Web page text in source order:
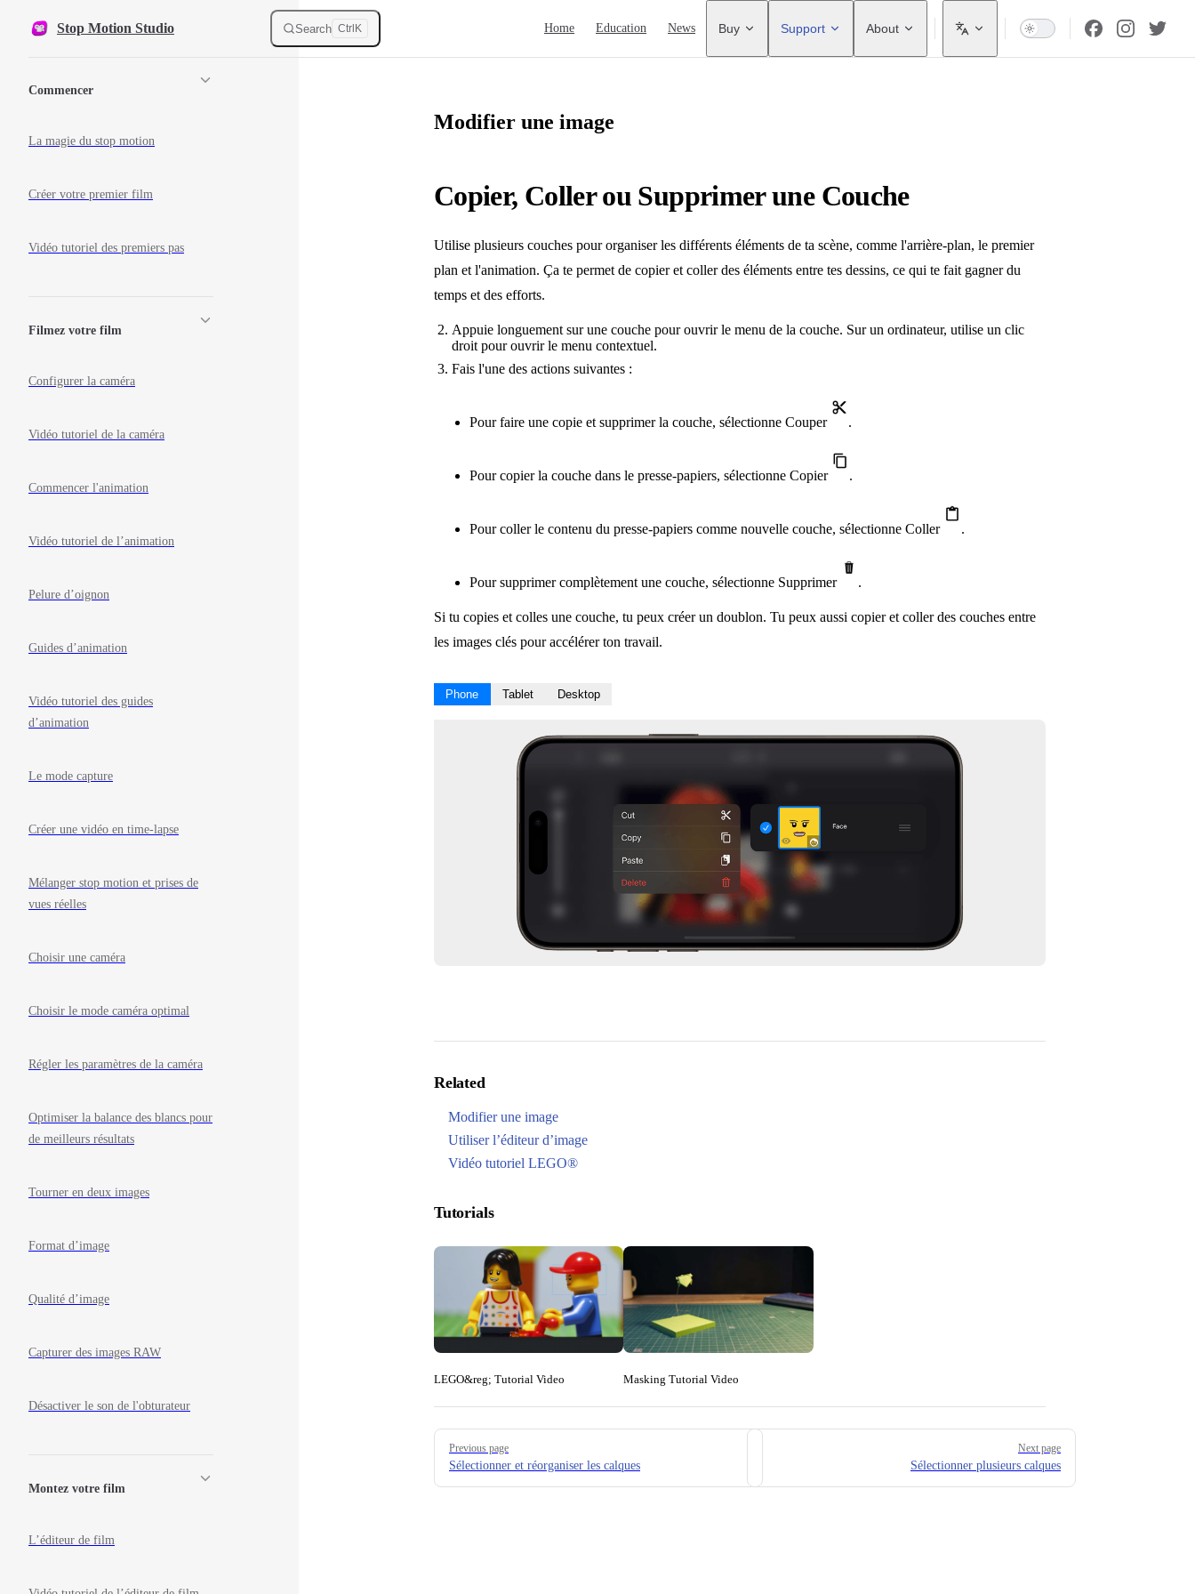
Skip to content
Stop Motion Studio Search Ctrl K Home Education News Buy Support About
Commencer
La magie du stop motion
Créer votre premier film
Vidéo tutoriel des premiers pas
Filmez votre film
Configurer la caméra
Vidéo tutoriel de la caméra
Commencer l'animation
Vidéo tutoriel de l’animation
Pelure d’oignon
Guides d’animation
Vidéo tutoriel des guides
d’animation
Le mode capture
Créer une vidéo en time-lapse
Mélanger stop motion et prises de
vues réelles
Choisir une caméra
Choisir le mode caméra optimal
Régler les paramètres de la caméra
Optimiser la balance des blancs pour
de meilleurs résultats
Tourner en deux images
Format d’image
Qualité d’image
Capturer des images RAW
Désactiver le son de l'obturateur
Montez votre film
L’éditeur de film
Modifier une image
Copier, Coller ou Supprimer une Couche
Utilise plusieurs couches pour organiser les différents éléments de ta scène, comme l'arrière-plan, le premier
plan et l'animation. Ça te permet de copier et coller des éléments entre tes dessins, ce qui te fait gagner du
temps et des efforts.
Appuie longuement sur une couche pour ouvrir le menu de la couche. Sur un ordinateur, utilise un clic
droit pour ouvrir le menu contextuel.
Fais l'une des actions suivantes :
Pour faire une copie et supprimer la couche, sélectionne Couper .
Pour copier la couche dans le presse-papiers, sélectionne Copier .
Pour coller le contenu du presse-papiers comme nouvelle couche, sélectionne Coller .
Pour supprimer complètement une couche, sélectionne Supprimer .
Si tu copies et colles une couche, tu peux créer un doublon. Tu peux aussi copier et coller des couches entre
les images clés pour accélérer ton travail.
Phone Tablet Desktop
Related
Modifier une image
Utiliser l’éditeur d’image
Vidéo tutoriel LEGO®
Tutorials
LEGO&reg; Tutorial Video Masking Tutorial Video
Pager
Previous page
Sélectionner et réorganiser les calques
Next page
Sélectionner plusieurs calques